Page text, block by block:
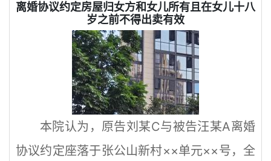
离婚协议约定房屋归女方和女儿所有且在女儿十八
岁之前不得出卖有效
本院认为，原告刘某C与被告汪某A离婚
协议约定座落于张公山新村××单元××号，全